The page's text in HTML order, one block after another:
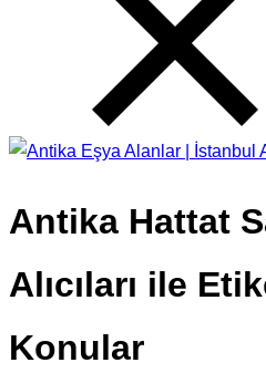
Antika Hattat
Alıcıları ile
Konular